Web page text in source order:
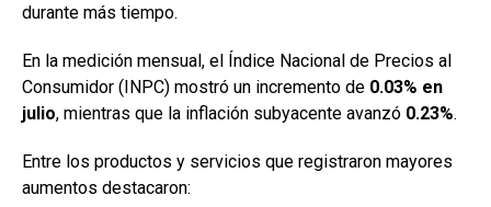
durante más tiempo.
En la medición mensual, el Índice Nacional de Precios al
Consumidor (INPC) mostró un incremento de 0.03% en
julio, mientras que la inflación subyacente avanzó 0.23%.
Entre los productos y servicios que registraron mayores
aumentos destacaron: